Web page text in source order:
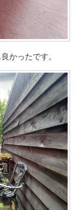
かったです。